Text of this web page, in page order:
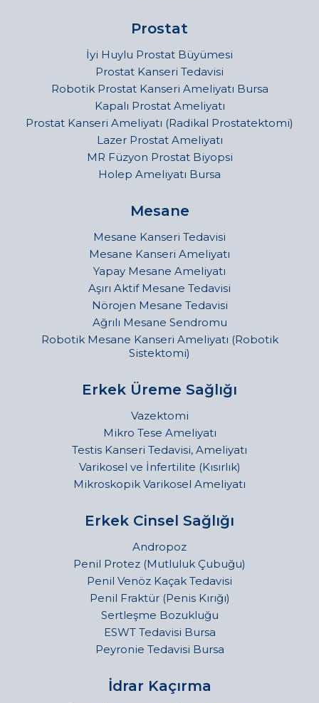
Prostat
İyi Huylu Prostat Büyümesi
Prostat Kanseri Tedavisi
Robotik Prostat Kanseri Ameliyatı Bursa
Kapalı Prostat Ameliyatı
Prostat Kanseri Ameliyatı (Radikal Prostatektomi)
Lazer Prostat Ameliyatı
MR Füzyon Prostat Biyopsi
Holep Ameliyatı Bursa
Mesane
Mesane Kanseri Tedavisi
Mesane Kanseri Ameliyatı
Yapay Mesane Ameliyatı
Aşırı Aktif Mesane Tedavisi
Nörojen Mesane Tedavisi
Ağrılı Mesane Sendromu
Robotik Mesane Kanseri Ameliyatı (Robotik
Sistektomi)
Erkek Üreme Sağlığı
Vazektomi
Mikro Tese Ameliyatı
Testis Kanseri Tedavisi, Ameliyatı
Varikosel ve İnfertilite (Kısırlık)
Mikroskopik Varikosel Ameliyatı
Erkek Cinsel Sağlığı
Andropoz
Penil Protez (Mutluluk Çubuğu)
Penil Venöz Kaçak Tedavisi
Penil Fraktür (Penis Kırığı)
Sertleşme Bozukluğu
ESWT Tedavisi Bursa
Peyronie Tedavisi Bursa
İdrar Kaçırma